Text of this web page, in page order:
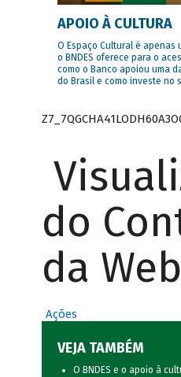
APOIO À CULTURA
O Espaço Cultural é apenas
o BNDES oferece para o
como o Banco apoiou uma
do Brasil e como investe no
do
da Web
Ações
VEJA TAMBÉM
O BNDES e o apoio à